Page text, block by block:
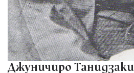
Джуничиро Танидзаки